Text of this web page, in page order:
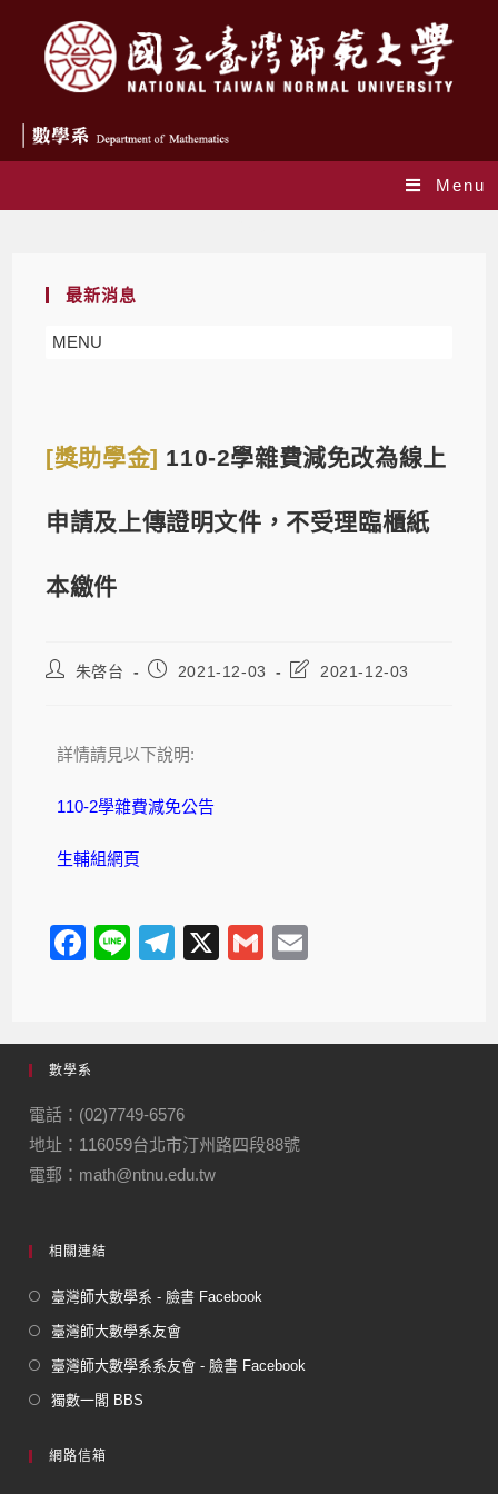
Menu
最新消息
MENU
[獎助學金] 110-2學雜費減免改為線上
申請及上傳證明文件，不受理臨櫃紙
本繳件
朱啓台 2021-12-03 2021-12-03
詳情請見以下說明:
110-2學雜費減免公告
生輔組網頁
F
e
b
o
o
k
Li
T
gr
m
X
G
數學系
電話：(02)7749-6576
地址：116059台北市汀州路四段88號
電郵：math@ntnu.edu.tw
相關連結
臺灣師大數學系 - 臉書 Facebook
臺灣師大數學系友會
臺灣師大數學系系友會 - 臉書 Facebook
獨數一閣 BBS
網路信箱